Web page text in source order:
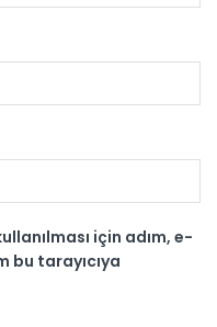
için adım, e-
bu tarayıcıya